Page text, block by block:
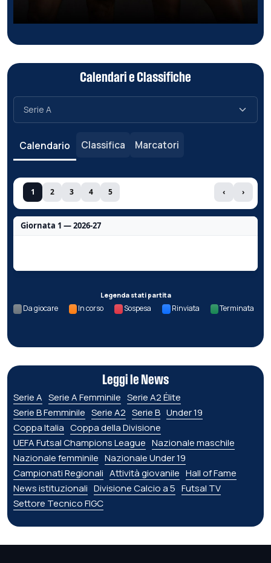
Calendari e Classifiche
Calendario Classifica Marcatori
1 2 3 4 5 ‹ ›
Giornata 1 — 2026-27
Legenda stati partita
Da giocare In corso Sospesa Rinviata Terminata
Leggi le News
Serie A Serie A Femminile Serie A2 Élite
Serie B Femminile Serie A2 Serie B Under 19
Coppa Italia Coppa della Divisione
UEFA Futsal Champions League Nazionale maschile
Nazionale femminile Nazionale Under 19
Campionati Regionali Attività giovanile Hall of Fame
News istituzionali Divisione Calcio a 5 Futsal TV
Settore Tecnico FIGC